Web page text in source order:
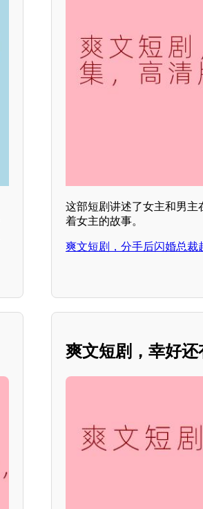
这部短剧讲述了女主和男
着女主的故事。
爽文短剧，分手后闪婚总裁
爽文短剧，幸好